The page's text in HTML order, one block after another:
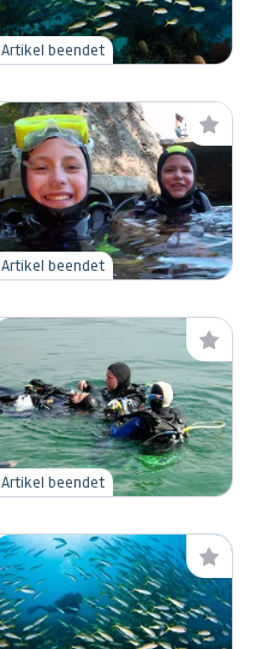
Artikel beendet
Artikel beendet
Artikel beendet